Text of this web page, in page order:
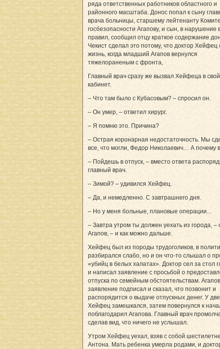
ряда ответственных работников областного и
районного масштаба. Донос попал к сыну
врача больницы, старшему лейтенанту
госбезопасности Агапову, и сын, в нарушение
правил, сообщил отцу краткое содержание
Чекист сделал это потому, что доктор Хейфец
жизнь, когда младший Агапов вернулся
тяжелораненым с фронта,
Главный врач сразу же вызвал Хейфеца в свой
кабинет.
– Что там было с Кубасовым? – спросил он.
– Он умер, – ответил хирург.
– Я помню это. Причина?
– Острая коронарная недостаточность. Мы
все, что могли, Федор Николаевич… А почему
– Пойдешь в отпуск, – вместо ответа
главный врач.
– Зимой? – удивился Хейфец.
– Да, и немедленно. С завтрашнего дня.
– Но у меня больные, плановые операции...
– Завтра утром ты должен уехать из города, –
Агапов, – и как можно дальше.
Хейфец был из породы трудоголиков, в
разбирался слабо, но и он что-то слышал о
«убийц в белых халатах». Доктор сел за стол
и написал заявление с просьбой о
отпуска по семейным обстоятельствам.
заявление подписал и сказал, что позвонит и
распорядится о выдаче отпускных денег. У
Хейфец замешкался, затем повернулся к
поблагодарил Агапова. Главный врач
сделав вид, что ничего не услышал.
Утром Хейфец уехал, взяв с собой
Антона. Мать ребенка умерла родами, и